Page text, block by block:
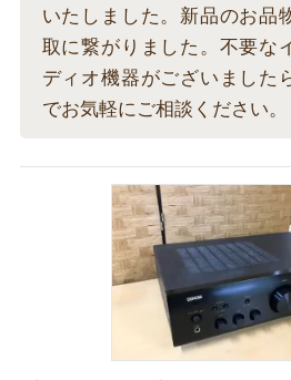
いたしました。新品のお品
取に繋がりました。不要な
ディオ機器がございました
でお気軽にご相談ください。